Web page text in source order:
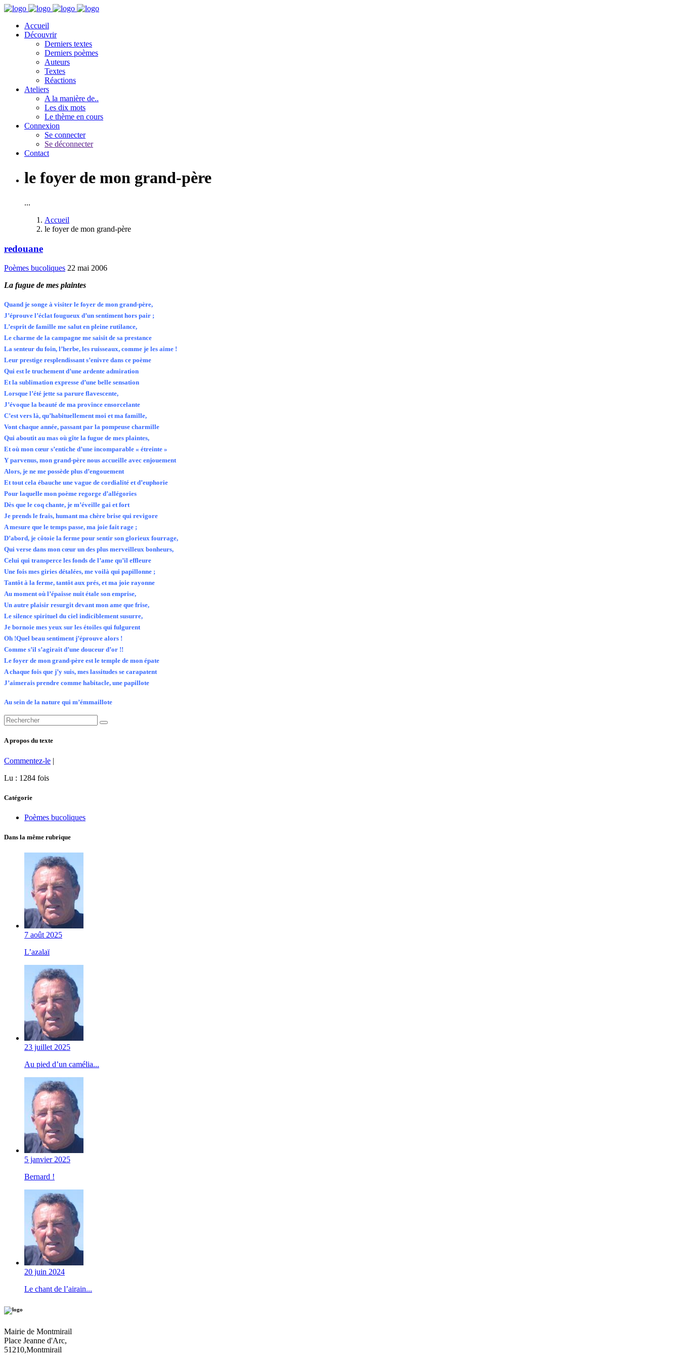
Accueil
Découvrir
Derniers textes
Derniers poèmes
Auteurs
Textes
Réactions
Ateliers
A la manière de..
Les dix mots
Le thème en cours
Connexion
Se connecter
Se déconnecter
Contact
le foyer de mon grand-père
...
Accueil
le foyer de mon grand-père
redouane
Poèmes bucoliques 22 mai 2006
La fugue de mes plaintes
Quand je songe à visiter le foyer de mon grand-père,
J’éprouve l’éclat fougueux d’un sentiment hors pair ;
L’esprit de famille me salut en pleine rutilance,
Le charme de la campagne me saisit de sa prestance
La senteur du foin, l’herbe, les ruisseaux, comme je les aime !
Leur prestige resplendissant s’enivre dans ce poème
Qui est le truchement d’une ardente admiration
Et la sublimation expresse d’une belle sensation
Lorsque l’été jette sa parure flavescente,
J’évoque la beauté de ma province ensorcelante
C’est vers là, qu’habituellement moi et ma famille,
Vont chaque année, passant par la pompeuse charmille
Qui aboutit au mas où gîte la fugue de mes plaintes,
Et où mon cœur s’entiche d’une incomparable « étreinte »
Y parvenus, mon grand-père nous accueille avec enjouement
Alors, je ne me possède plus d’engouement
Et tout cela ébauche une vague de cordialité et d’euphorie
Pour laquelle mon poème regorge d’allégories
Dès que le coq chante, je m’éveille gai et fort
Je prends le frais, humant ma chère brise qui revigore
A mesure que le temps passe, ma joie fait rage ;
D’abord, je côtoie la ferme pour sentir son glorieux fourrage,
Qui verse dans mon cœur un des plus merveilleux bonheurs,
Celui qui transperce les fonds de l’ame qu’il effleure
Une fois mes giries détalées, me voilà qui papillonne ;
Tantôt à la ferme, tantôt aux prés, et ma joie rayonne
Au moment où l’épaisse nuit étale son emprise,
Un autre plaisir resurgit devant mon ame que frise,
Le silence spirituel du ciel indiciblement susurre,
Je bornoie mes yeux sur les étoiles qui fulgurent
Oh !Quel beau sentiment j’éprouve alors !
Comme s’il s’agirait d’une douceur d’or !!
Le foyer de mon grand-père est le temple de mon épate
A chaque fois que j’y suis, mes lassitudes se carapatent
J’aimerais prendre comme habitacle, une papillote
Au sein de la nature qui m’émmaillote
A propos du texte
Commentez-le |
Lu : 1284 fois
Catégorie
Poèmes bucoliques
Dans la même rubrique
7 août 2025
L’azalaï
23 juillet 2025
Au pied d’un camélia...
5 janvier 2025
Bernard !
20 juin 2024
Le chant de l’airain...
Mairie de Montmirail
Place Jeanne d'Arc,
51210,Montmirail